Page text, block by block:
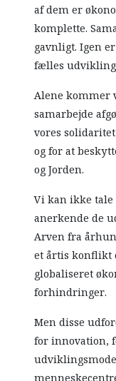
af dem er
komplette.
gavnligt. Igen
fælles
Alene kommer
samarbejde
vores
og for at
og Jorden.
Vi kan ikke
anerkende de
Arven fra
et årtis konflikt
globaliseret
forhindringer.
Men disse
for innovation,